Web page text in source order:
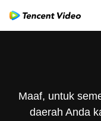
Maaf, untuk
daerah Anda